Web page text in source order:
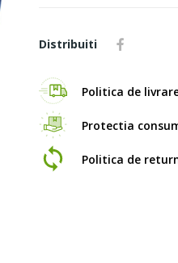
Distribuiti
Politica de
Protectia
Politica de